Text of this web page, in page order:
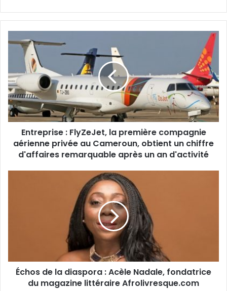
:
FlyZeJet,
première
compagnie
aérienne
privée
au
Cameroun,
obtient
Entreprise : FlyZeJet, la première compagnie
aérienne privée au Cameroun, obtient un chiffre
d'affaires remarquable après un an d'activité
magazine
littéraire
Afrolivresque.com
Échos de la diaspora : Acèle Nadale, fondatrice
du magazine littéraire Afrolivresque.com